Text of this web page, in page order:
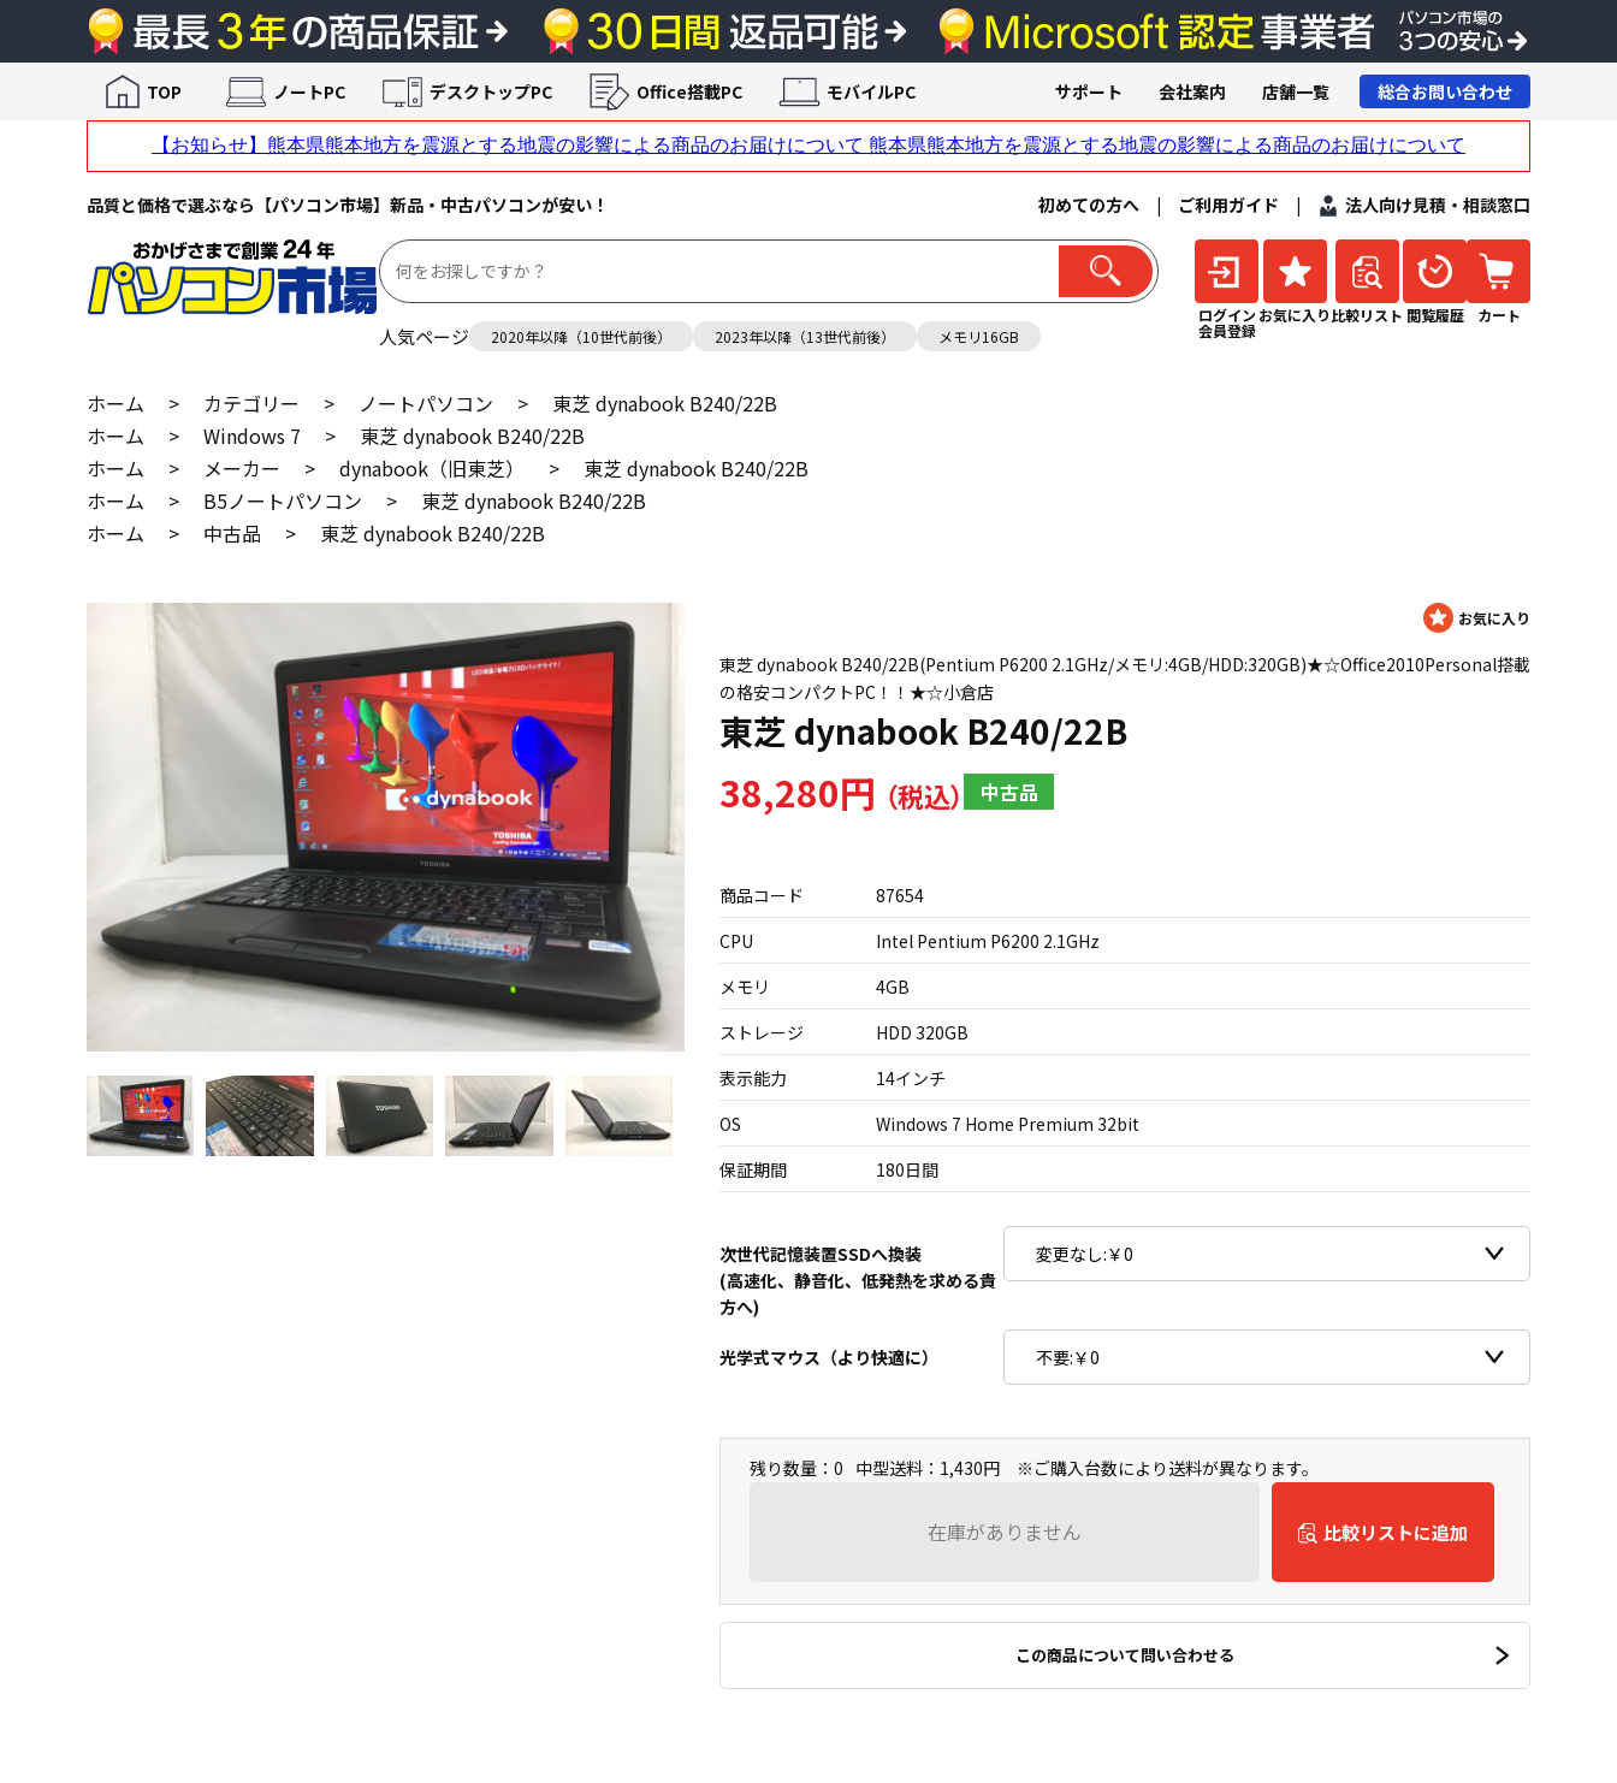
品質と価格で選ぶなら【パソコン市場】新品・中古パソコンが安い！ 初めての方へ | ご利用ガイド | 法人向け見積・相談窓口
人気ページ 2020年以降（10世代前後） 2023年以降（13世代前後） メモリ16GB
ログイン
会員登録
お気に入り 比較リスト 閲覧履歴 カート
TOP ノートPC デスクトップPC Office搭載PC モバイルPC サポート 会社案内 店舗一覧 総合お問い合わせ
ホーム > カテゴリー > ノートパソコン >
東芝 dynabook B240/22B
ホーム
> Windows 7 >
東芝 dynabook B240/22B
ホーム
> メーカー > dynabook（旧東芝） >
東芝 dynabook B240/22B
ホーム
> B5ノートパソコン >
東芝 dynabook B240/22B
ホーム
> 中古品 > 東芝 dynabook B240/22B
東芝 dynabook B240/22B(Pentium P6200 2.1GHz/メモリ:4GB/HDD:320GB)★☆Office2010Personal搭載
の格安コンパクトPC！！★☆小倉店
東芝 dynabook B240/22B
38,280円 中古品
商品コード
87654
CPU
Intel Pentium P6200 2.1GHz
メモリ
4GB
ストレージ
HDD 320GB
表示能力
14インチ
OS
Windows 7 Home Premium 32bit
保証期間
180日間
次世代記憶装置SSDへ換装
(高速化、静音化、低発熱を求める貴
方へ)
光学式マウス（より快適に）
残り数量：0 中型送料：1,430円 ※ご購入台数により送料が異なります。
在庫がありません 比較リストに追加
この商品について問い合わせる